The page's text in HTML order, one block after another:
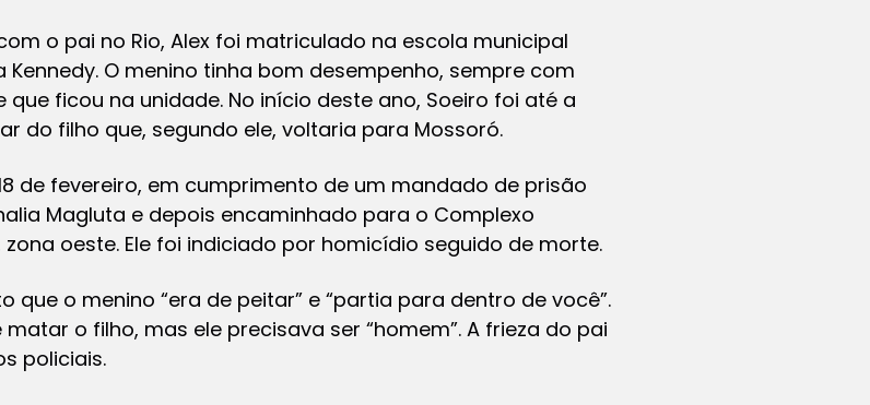
o pai no Rio, Alex foi matriculado na escola municipal
Kennedy. O menino tinha bom desempenho, sempre com
ficou na unidade. No início deste ano, Soeiro foi até a
do filho que, segundo ele, voltaria para Mossoró.
de fevereiro, em cumprimento de um mandado de prisão
Magluta e depois encaminhado para o Complexo
oeste. Ele foi indiciado por homicídio seguido de morte.
que o menino “era de peitar” e “partia para dentro de você”.
o filho, mas ele precisava ser “homem”. A frieza do pai
policiais.